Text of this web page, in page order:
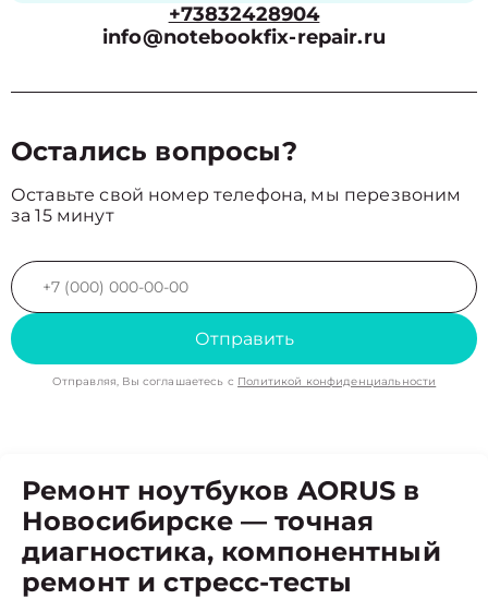
+73832428904
info@notebookfix-repair.ru
Остались вопросы?
Оставьте свой номер телефона, мы перезвоним
за 15 минут
Отправить
Отправляя, Вы соглашаетесь с Политикой конфиденциальности
Ремонт ноутбуков AORUS в
Новосибирске — точная
диагностика, компонентный
ремонт и стресс-тесты